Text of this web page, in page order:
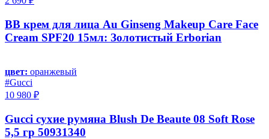
BB крем для лица Au Ginseng Makeup Care Face
Cream SPF20 15мл: Золотистый Erborian
цвет: оранжевый
#Gucci
10 980 ₽
Gucci сухие румяна Blush De Beaute 08 Soft Rose
5,5 гр 50931340